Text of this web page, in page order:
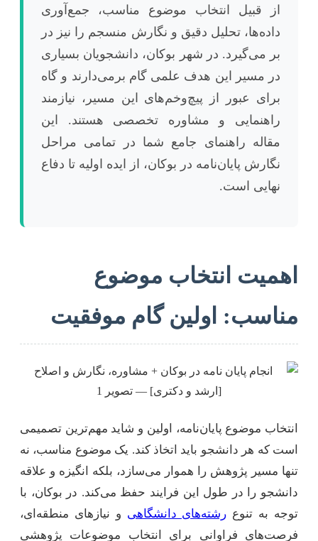
از قبیل انتخاب موضوع مناسب، جمع‌آوری
داده‌ها، تحلیل دقیق و نگارش منسجم را نیز در
بر می‌گیرد. در شهر بوکان، دانشجویان بسیاری
در مسیر این هدف علمی گام برمی‌دارند و گاه
برای عبور از پیچ‌وخم‌های این مسیر، نیازمند
راهنمایی و مشاوره تخصصی هستند. این
مقاله راهنمای جامع شما در تمامی مراحل
نگارش پایان‌نامه در بوکان، از ایده اولیه تا دفاع
نهایی است.
اهمیت انتخاب موضوع
مناسب: اولین گام موفقیت
انتخاب موضوع پایان‌نامه، اولین و شاید مهم‌ترین تصمیمی
است که هر دانشجو باید اتخاذ کند. یک موضوع مناسب، نه
تنها مسیر پژوهش را هموار می‌سازد، بلکه انگیزه و علاقه
دانشجو را در طول این فرایند حفظ می‌کند. در بوکان، با
توجه به تنوع رشته‌های دانشگاهی و نیازهای منطقه‌ای،
فرصت‌های فراوانی برای انتخاب موضوعات پژوهشی